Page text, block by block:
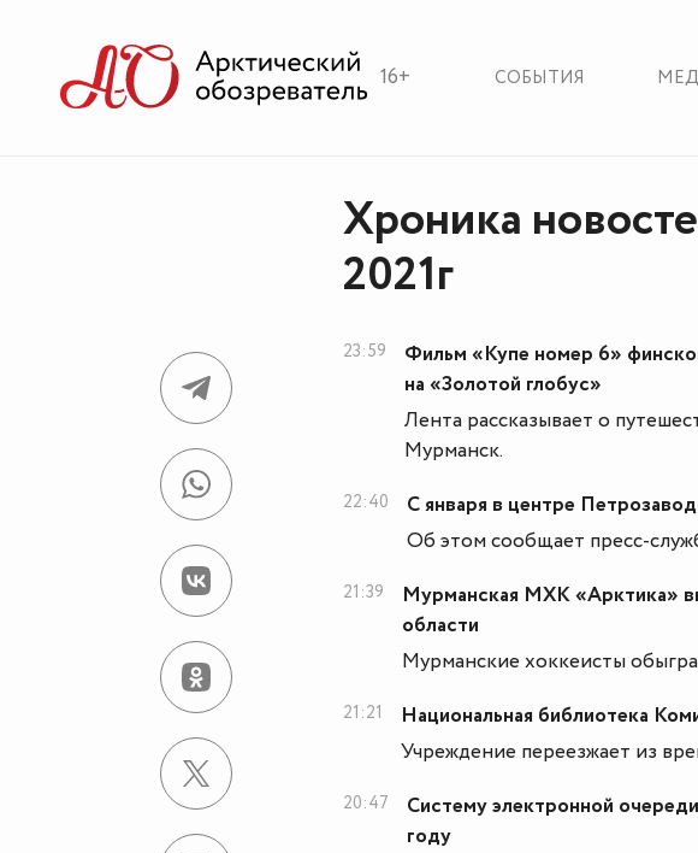
16+ СОБЫТИЯ
Хроника
2021г
23:59
Фильм «Купе номер 6»
на «Золотой глобус»
Лента рассказывает о
Мурманск.
22:40
С января в центре
Об этом сообщает пресс-
21:39
Мурманская МХК «Арктика»
области
Мурманские хоккеисты
21:21
Национальная библиотека
Учреждение переезжает из
20:47
Систему электронной
году